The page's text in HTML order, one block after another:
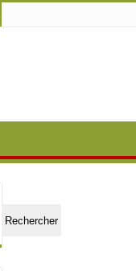
Rechercher